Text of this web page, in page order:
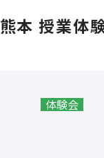
熊本 授業体
体験会